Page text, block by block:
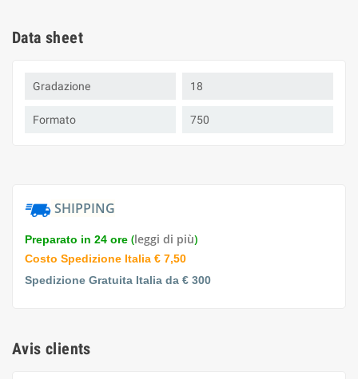
Data sheet
Gradazione 18
Formato 750
SHIPPING
Preparato in 24 ore (leggi di più)
Costo Spedizione Italia € 7,50
Spedizione Gratuita Italia da € 300
Avis clients